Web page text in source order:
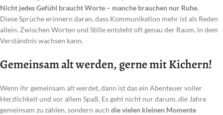
Nicht jedes Gefühl braucht Worte – manche brauchen nur Ruhe.
Diese Sprüche erinnern daran, dass Kommunikation mehr ist als Reden
allein. Zwischen Worten und Stille entsteht oft genau der Raum, in dem
Verständnis wachsen kann.
Gemeinsam alt werden, gerne mit Kichern!
Wenn ihr gemeinsam alt werdet, dann ist das ein Abenteuer voller
Herzlichkeit und vor allem Spaß. Es geht nicht nur darum, die Jahre
gemeinsam zu zählen, sondern auch die vielen kleinen Momente